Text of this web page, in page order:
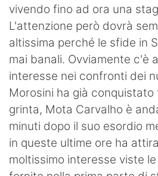
Altre
News
Turismo
Eventi
vivendo fino ad ora una
L'attenzione però dovrà
altissima perché le sfide in
mai banali. Ovviamente c'è
interesse nei confronti dei
Morosini ha già
grinta, Mota Carvalho è
minuti dopo il suo esordio
in queste ultime ore ha
moltissimo interesse viste